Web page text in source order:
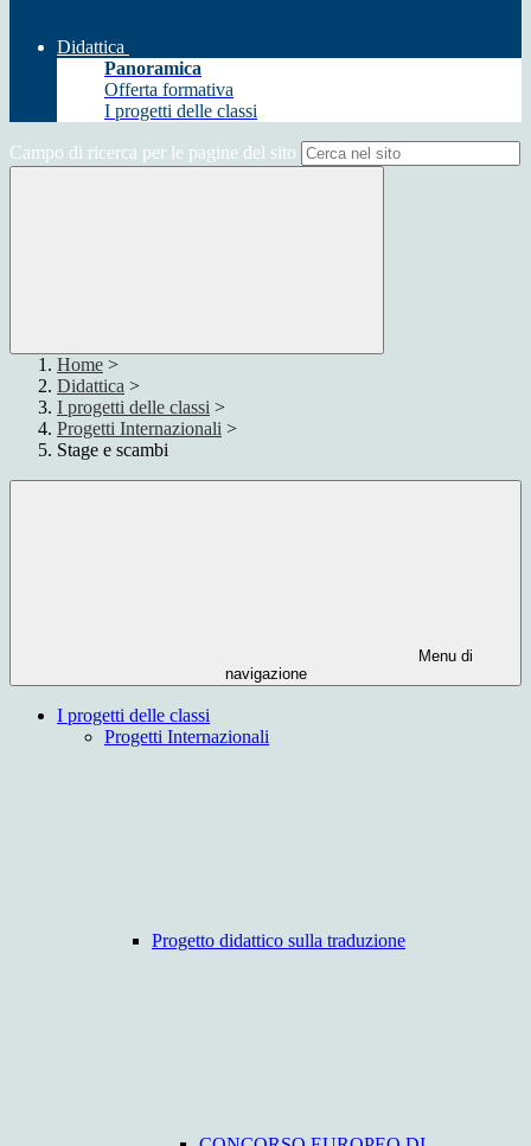
Didattica
Panoramica
Offerta formativa
I progetti delle classi
Campo di ricerca per le pagine del sito
Home >
Didattica >
I progetti delle classi >
Progetti Internazionali >
Stage e scambi
Menu di
navigazione
I progetti delle classi
Progetti Internazionali
Progetto didattico sulla traduzione